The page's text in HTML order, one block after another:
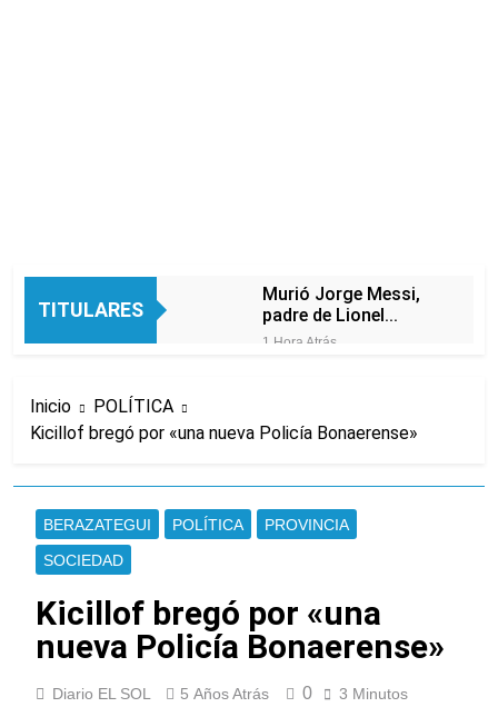
TITULARES
Murió Jorge Messi,
padre de Lionel
Messi, a los 68 años
1 Hora Atrás
abuso sexual
La CGT y las dos
plan de lucha con
nuevas marchas
contra el Gobierno
3 Horas Atrás
La noche del Afro
Quilmeño: boxeo de
Quilmes celebró la
visita del Papa León
XIV a la Argentina
21 Horas Atrás
Figuras de la cultura
se sumaron a la
marcha frente al
Inicio
POLÍTICA
Kicillof bregó por «una nueva Policía Bonaerense»
BERAZATEGUI POLÍTICA
PROVINCIA
SOCIEDAD
Kicillof bregó por «una
nueva Policía Bonaerense»
Diario EL SOL 5 Años Atrás 0 3 Minutos